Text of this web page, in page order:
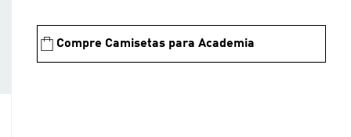
Compre Camisetas para Academia